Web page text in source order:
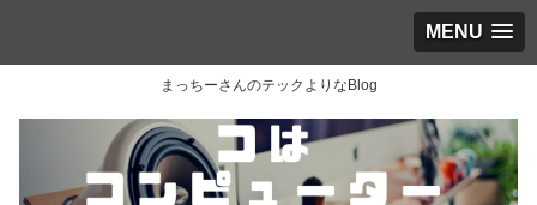
MENU
まっちーさんのテックよりなBlog